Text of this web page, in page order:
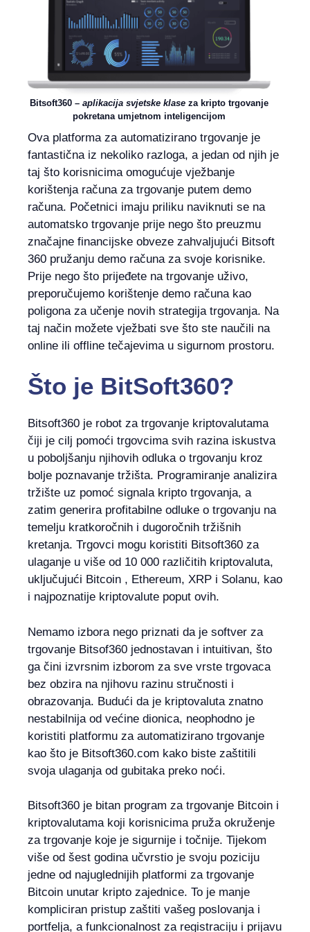
Bitsoft360 – aplikacija svjetske klase za kripto trgovanje
pokretana umjetnom inteligencijom
Ova platforma za automatizirano trgovanje je
fantastična iz nekoliko razloga, a jedan od njih je
taj što korisnicima omogućuje vježbanje
korištenja računa za trgovanje putem demo
računa. Početnici imaju priliku naviknuti se na
automatsko trgovanje prije nego što preuzmu
značajne financijske obveze zahvaljujući Bitsoft
360 pružanju demo računa za svoje korisnike.
Prije nego što prijeđete na trgovanje uživo,
preporučujemo korištenje demo računa kao
poligona za učenje novih strategija trgovanja. Na
taj način možete vježbati sve što ste naučili na
online ili offline tečajevima u sigurnom prostoru.
Što je BitSoft360?
Bitsoft360 je robot za trgovanje kriptovalutama
čiji je cilj pomoći trgovcima svih razina iskustva
u poboljšanju njihovih odluka o trgovanju kroz
bolje poznavanje tržišta. Programiranje analizira
tržište uz pomoć signala kripto trgovanja, a
zatim generira profitabilne odluke o trgovanju na
temelju kratkoročnih i dugoročnih tržišnih
kretanja. Trgovci mogu koristiti Bitsoft360 za
ulaganje u više od 10 000 različitih kriptovaluta,
uključujući Bitcoin , Ethereum, XRP i Solanu, kao
i najpoznatije kriptovalute poput ovih.
Nemamo izbora nego priznati da je softver za
trgovanje Bitsof360 jednostavan i intuitivan, što
ga čini izvrsnim izborom za sve vrste trgovaca
bez obzira na njihovu razinu stručnosti i
obrazovanja. Budući da je kriptovaluta znatno
nestabilnija od većine dionica, neophodno je
koristiti platformu za automatizirano trgovanje
kao što je Bitsoft360.com kako biste zaštitili
svoja ulaganja od gubitaka preko noći.
Bitsoft360 je bitan program za trgovanje Bitcoin i
kriptovalutama koji korisnicima pruža okruženje
za trgovanje koje je sigurnije i točnije. Tijekom
više od šest godina učvrstio je svoju poziciju
jedne od najuglednijih platformi za trgovanje
Bitcoin unutar kripto zajednice. To je manje
kompliciran pristup zaštiti vašeg poslovanja i
portfelja, a funkcionalnost za registraciju i prijavu